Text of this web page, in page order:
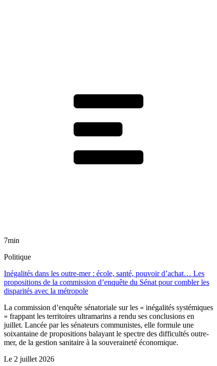
7min
Politique
Inégalités dans les outre-mer : école, santé, pouvoir d’achat… Les
propositions de la commission d’enquête du Sénat pour combler les
disparités avec la métropole
La commission d’enquête sénatoriale sur les « inégalités systémiques
» frappant les territoires ultramarins a rendu ses conclusions en
juillet. Lancée par les sénateurs communistes, elle formule une
soixantaine de propositions balayant le spectre des difficultés outre-
mer, de la gestion sanitaire à la souveraineté économique.
Le 2 juillet 2026